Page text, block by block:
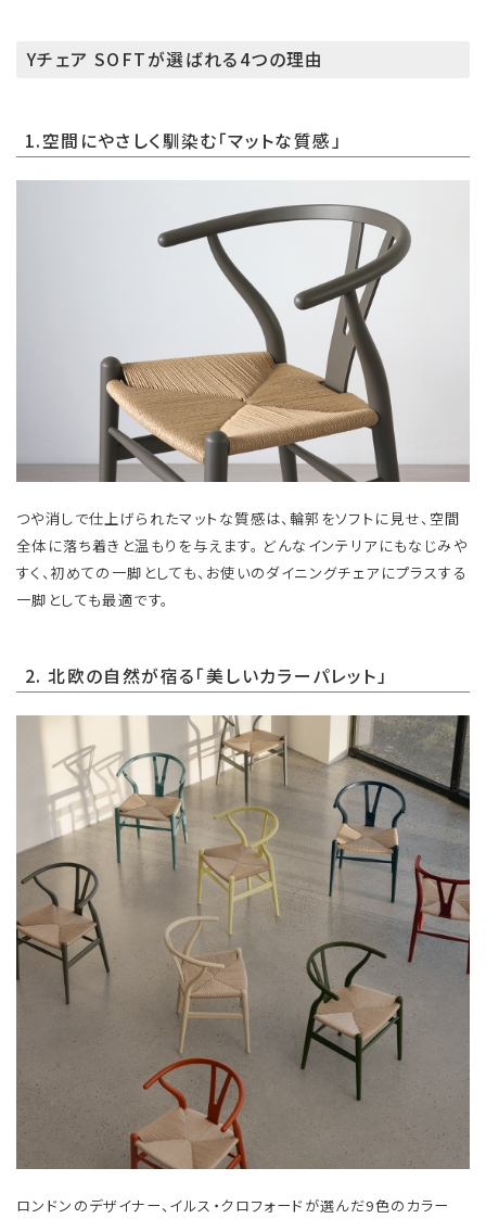
Yチェア SOFTが選ばれる4つの理由
1.空間にやさしく馴染む「マットな質感」
つや消しで仕上げられたマットな質感は、輪郭をソフトに見せ、空間
全体に落ち着きと温もりを与えます。 どんなインテリアにもなじみや
すく、初めての一脚としても、お使いのダイニングチェアにプラスする
一脚としても最適です。
2. 北欧の自然が宿る「美しいカラーパレット」
ロンドンのデザイナー、イルス・クロフォードが選んだ9色のカラー